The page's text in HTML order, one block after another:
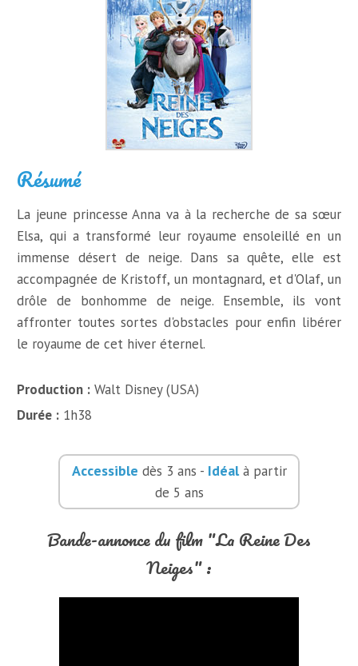
Résumé
La jeune princesse Anna va à la recherche de sa sœur
Elsa, qui a transformé leur royaume ensoleillé en un
immense désert de neige. Dans sa quête, elle est
accompagnée de Kristoff, un montagnard, et d'Olaf, un
drôle de bonhomme de neige. Ensemble, ils vont
affronter toutes sortes d'obstacles pour enfin libérer
le royaume de cet hiver éternel.
Production : Walt Disney (USA)
Durée : 1h38
Accessible dès 3 ans - Idéalà partir
de 5 ans
Bande-annonce du film "La Reine Des
Neiges" :